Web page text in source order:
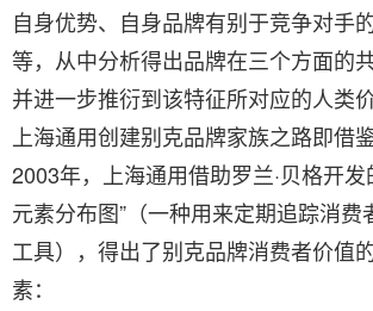
自身优势、自身品牌有别于竞争对手
等，从中分析得出品牌在三个方面的
并进一步推衍到该特征所对应的人类
上海通用创建别克品牌家族之路即借
2003年，上海通用借助罗兰·贝格开发
元素分布图”（一种用来定期追踪消费
工具），得出了别克品牌消费者价值
素：